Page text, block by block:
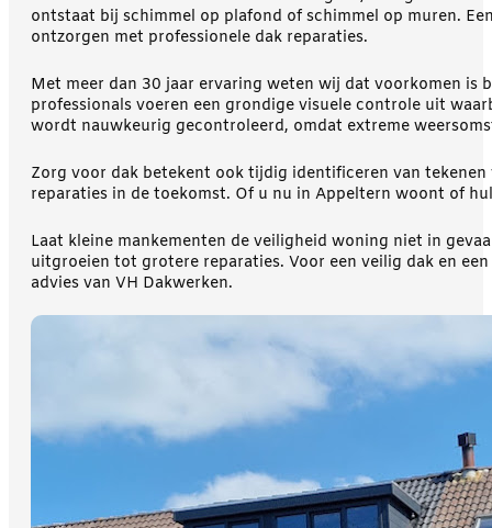
ontstaat bij schimmel op plafond of schimmel op muren.
ontzorgen met professionele dak reparaties.
Met meer dan 30 jaar ervaring weten wij dat voorkomen is
professionals voeren een grondige visuele controle uit
wordt nauwkeurig gecontroleerd, omdat extreme
Zorg voor dak betekent ook tijdig identificeren van
reparaties in de toekomst. Of u nu in Appeltern woont of
Laat kleine mankementen de veiligheid woning niet in
uitgroeien tot grotere reparaties. Voor een veilig dak en
advies van VH Dakwerken.